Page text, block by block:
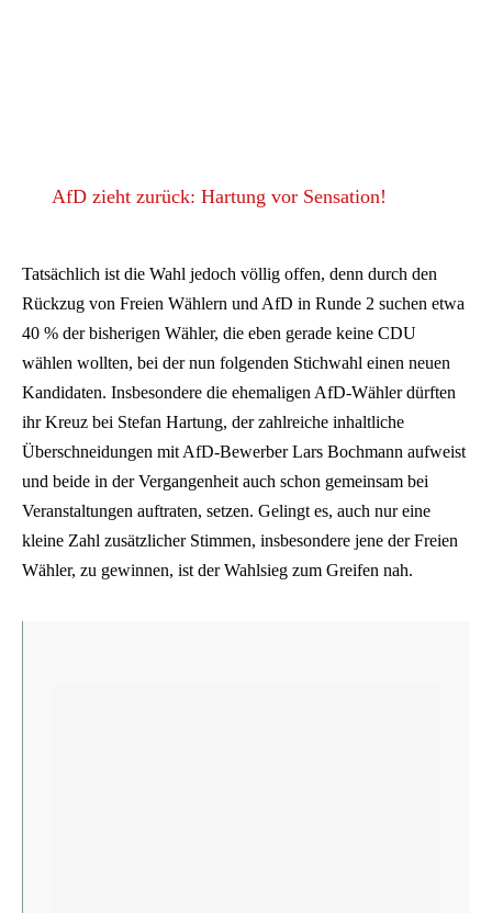
AfD zieht zurück: Hartung vor Sensation!
Tatsächlich ist die Wahl jedoch völlig offen, denn durch den
Rückzug von Freien Wählern und AfD in Runde 2 suchen etwa
40 % der bisherigen Wähler, die eben gerade keine CDU
wählen wollten, bei der nun folgenden Stichwahl einen neuen
Kandidaten. Insbesondere die ehemaligen AfD-Wähler dürften
ihr Kreuz bei Stefan Hartung, der zahlreiche inhaltliche
Überschneidungen mit AfD-Bewerber Lars Bochmann aufweist
und beide in der Vergangenheit auch schon gemeinsam bei
Veranstaltungen auftraten, setzen. Gelingt es, auch nur eine
kleine Zahl zusätzlicher Stimmen, insbesondere jene der Freien
Wähler, zu gewinnen, ist der Wahlsieg zum Greifen nah.